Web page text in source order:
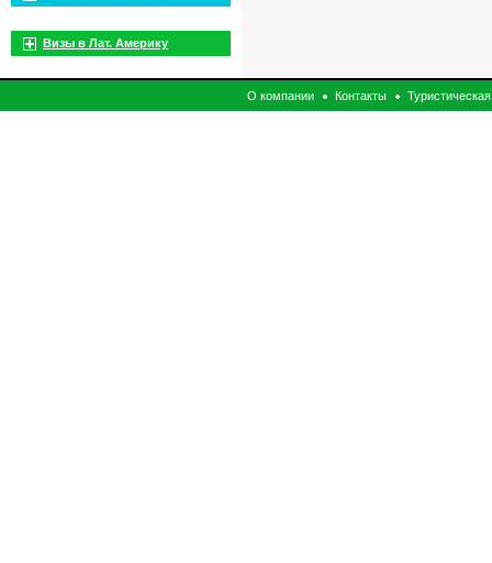
Визы в Лат. Америку
О компании Контакты